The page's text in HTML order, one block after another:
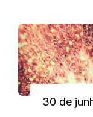
30 de